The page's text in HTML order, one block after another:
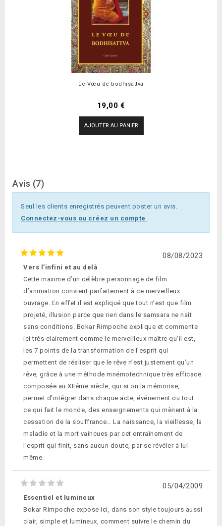
Le Vœu de bodhisattva
Prix
19,00 €
AJOUTER AU PANIER
Avis (7)
Seul les clients enregistrés peuvent poster un avis.
Connectez-vous ou créez un compte .
08/08/2023
Vers l’infini et au delà
Cette maxime d’un célèbre personnage de film
d’animation convient parfaitement à ce merveilleux
ouvrage. En effet il est expliqué que tout n’est que film
projeté, illusion parce que rien dans le samsara ne naît
sans conditions. Bokar Rimpoche explique et commente
ici très clairement comme le merveilleux maître qu’il est,
les 7 points de la transformation de l’esprit qui
permettent de réaliser que le rêve n’est justement qu’un
rêve, grâce à une méthode mnémotechnique très efficace
composée au XIIéme siècle, qui si on la mémorise,
permet d’intégrer dans chaque acte, événement ou tout
ce qui fait le monde, des enseignements qui mènent à la
cessation de la souffrance… La naissance, la vieillesse, la
maladie et la mort vaincues par cet entraînement de
l’esprit qui finit, sans aucun doute, par se révéler à lui
même.
05/04/2009
Essentiel et lumineux
Bokar Rimpoche expose ici, dans son style toujours aussi
clair, simple et lumineux, comment suivre le chemin du